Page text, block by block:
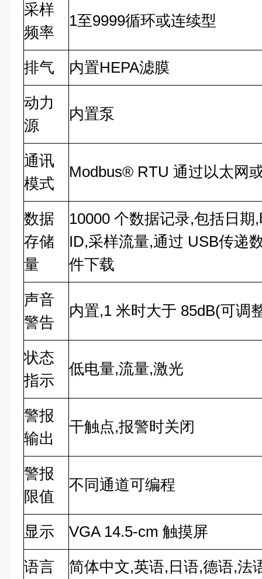
采样
频率
1至9999循环或连续型
排气
内置HEPA滤膜
动力
源
内置泵
通讯
模式
Modbus® RTU 通过以太网
数据
存储
量
10000 个数据记录,包括日
ID,采样流量,通过 USB传递
件下载
声音
警告
内置,1 米时大于 85dB(可调
状态
指示
低电量,流量,激光
警报
输出
干触点,报警时关闭
警报
限值
不同通道可编程
显示
VGA 14.5-cm 触摸屏
语言
简体中文,英语,日语,德语,法